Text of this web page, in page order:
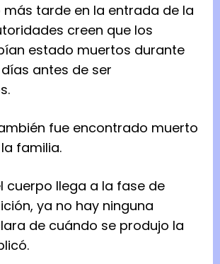
tarde en la entrada de la
creen que los
estado muertos durante
días antes de ser
fue encontrado muerto
familia.
cuerpo llega a la fase de
ya no hay ninguna
de cuándo se produjo la